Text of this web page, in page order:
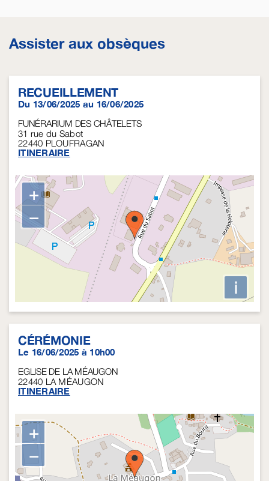
Assister aux obsèques
RECUEILLEMENT
Du 13/06/2025 au 16/06/2025
FUNÉRARIUM DES CHÂTELETS
31 rue du Sabot
22440 PLOUFRAGAN
ITINERAIRE
+
−
i
CÉRÉMONIE
Le 16/06/2025 à 10h00
EGLISE DE LA MÉAUGON
22440 LA MÉAUGON
ITINERAIRE
+
−